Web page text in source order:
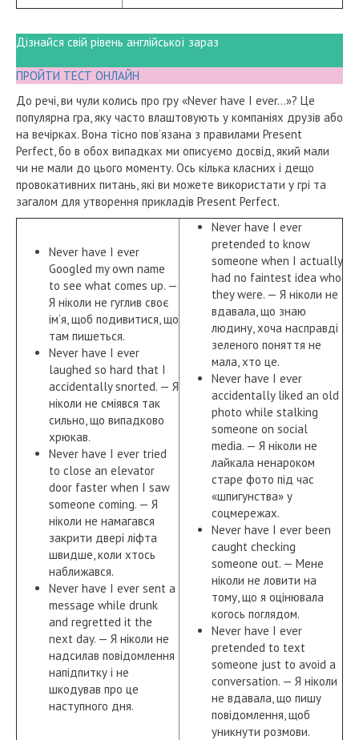
Дізнайся свій рівень англійської зараз
ПРОЙТИ ТЕСТ ОНЛАЙН
До речі, ви чули колись про гру «Never have I ever…»? Це
популярна гра, яку часто влаштовують у компаніях друзів або
на вечірках. Вона тісно пов’язана з правилами Present
Perfect, бо в обох випадках ми описуємо досвід, який мали
чи не мали до цього моменту. Ось кілька класних і дещо
провокативних питань, які ви можете використати у грі та
загалом для утворення прикладів Present Perfect.
Never have I ever
Googled my own name
to see what comes up. —
Я ніколи не гуглив своє
ім’я, щоб подивитися, що
там пишеться.
Never have I ever
laughed so hard that I
accidentally snorted. — Я
ніколи не сміявся так
сильно, що випадково
хрюкав.
Never have I ever tried
to close an elevator
door faster when I saw
someone coming. — Я
ніколи не намагався
закрити двері ліфта
швидше, коли хтось
наближався.
Never have I ever sent a
message while drunk
and regretted it the
next day. — Я ніколи не
надсилав повідомлення
напідпитку і не
шкодував про це
наступного дня.
Never have I ever
pretended to know
someone when I actually
had no faintest idea who
they were. — Я ніколи не
вдавала, що знаю
людину, хоча насправді
зеленого поняття не
мала, хто це.
Never have I ever
accidentally liked an old
photo while stalking
someone on social
media. — Я ніколи не
лайкала ненароком
старе фото під час
«шпигунства» у
соцмережах.
Never have I ever been
caught checking
someone out. — Мене
ніколи не ловити на
тому, що я оцінювала
когось поглядом.
Never have I ever
pretended to text
someone just to avoid a
conversation. — Я ніколи
не вдавала, що пишу
повідомлення, щоб
уникнути розмови.